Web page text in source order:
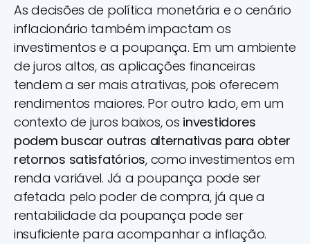
As decisões de política monetária e o cenário
inflacionário também impactam os
investimentos e a poupança. Em um ambiente
de juros altos, as aplicações financeiras
tendem a ser mais atrativas, pois oferecem
rendimentos maiores. Por outro lado, em um
contexto de juros baixos, os investidores
podem buscar outras alternativas para obter
retornos satisfatórios, como investimentos em
renda variável. Já a poupança pode ser
afetada pelo poder de compra, já que a
rentabilidade da poupança pode ser
insuficiente para acompanhar a inflação.